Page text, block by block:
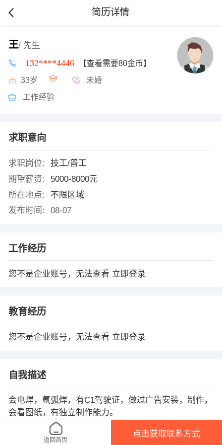
简历详情
王/ 先生
132****4446 【查看需要80金币】
33岁 未婚
工作经验
求职意向
求职岗位:
技工/普工
期望薪资:
5000-8000元
所在地点:
不限区域
发布时间:
08-07
工作经历
您不是企业账号，无法查看 立即登录
教育经历
您不是企业账号，无法查看 立即登录
自我描述
会电焊，氩弧焊，有C1驾驶证，做过广告安装，制作，
会看图纸，有独立制作能力。
返回首页
点击获取联系方式